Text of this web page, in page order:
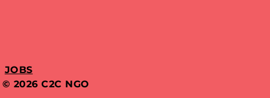
JOBS
© 2026 C2C NGO